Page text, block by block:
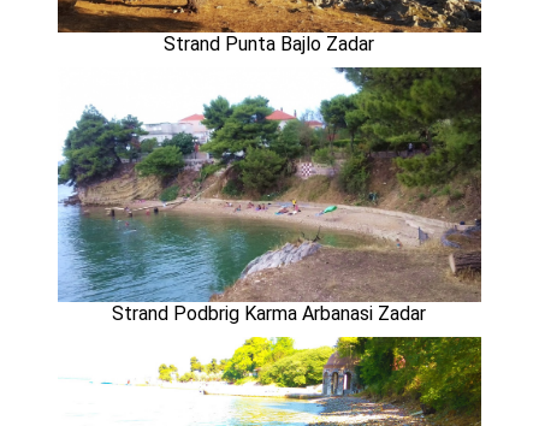
Strand Punta Bajlo Zadar
Strand Podbrig Karma Arbanasi Zadar